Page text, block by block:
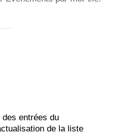
entrées du
de la liste